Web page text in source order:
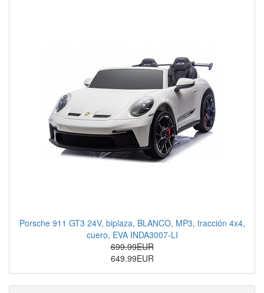
Porsche 911 GT3 24V, biplaza, BLANCO, MP3, tracción 4x4,
cuero, EVA INDA3007-LI
699.99EUR
649.99EUR